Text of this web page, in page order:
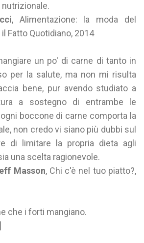
, Alimentazione: la moda del
Fatto Quotidiano, 2014
un po' di carne di tanto in
per la salute, ma non mi risulta
bene, pur avendo studiato a
a sostegno di entrambe le
boccone di carne comporta la
non credo vi siano più dubbi sul
di limitare la propria dieta agli
una scelta ragionevole.
Masson, Chi c'è nel tuo piatto?,
che i forti mangiano.